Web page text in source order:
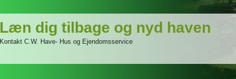
Læn dig tilbage og nyd haven
Kontakt C.W. Have- Hus og Ejendomsservice